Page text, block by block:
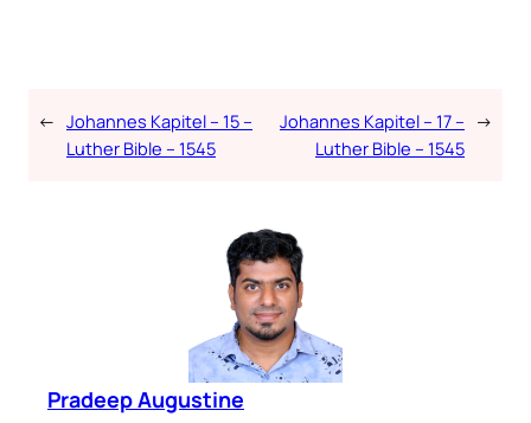
← Johannes Kapitel – 15 –
Luther Bible – 1545
Johannes Kapitel – 17 –
Luther Bible – 1545
→
Pradeep Augustine